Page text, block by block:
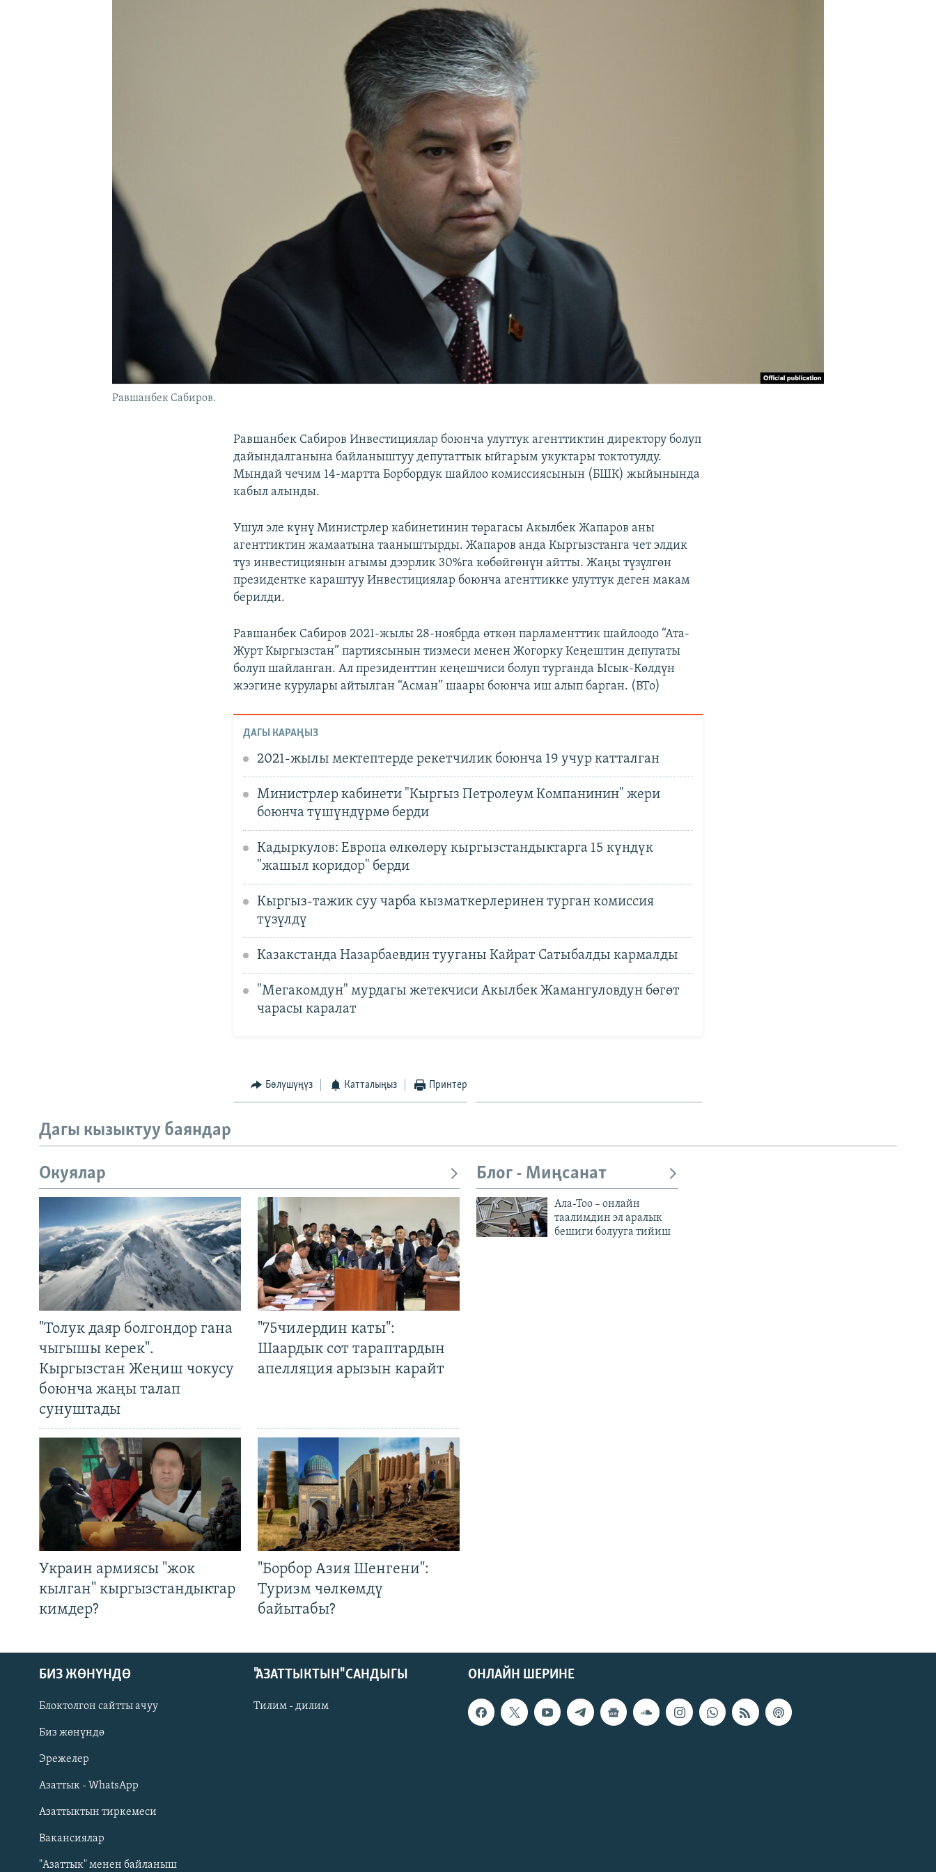
Русский
ОНЛАЙН ШЕРИНЕ
Равшанбек Сабиров.
Равшанбек Сабиров Инвестициялар боюнча улуттук агенттиктин директору болуп
дайындалганына байланыштуу депутаттык ыйгарым укуктары токтотулду.
Мындай чечим 14-мартта Борбордук шайлоо комиссиясынын (БШК) жыйынында
кабыл алынды.
Ушул эле күнү Министрлер кабинетинин төрагасы Акылбек Жапаров аны
агенттиктин жамаатына тааныштырды. Жапаров анда Кыргызстанга чет элдик
түз инвестициянын агымы дээрлик 30%га көбөйгөнүн айтты. Жаңы түзүлгөн
президентке караштуу Инвестициялар боюнча агенттикке улуттук деген макам
берилди.
Равшанбек Сабиров 2021-жылы 28-ноябрда өткөн парламенттик шайлоодо “Ата-
Журт Кыргызстан” партиясынын тизмеси менен Жогорку Кеңештин депутаты
болуп шайланган. Ал президенттин кеңешчиси болуп турганда Ысык-Көлдүн
жээгине курулары айтылган “Асман” шаары боюнча иш алып барган. (BTo)
ДАГЫ КАРАҢЫЗ
2021-жылы мектептерде рекетчилик боюнча 19 учур катталган
Министрлер кабинети "Кыргыз Петролеум Компанинин" жери
боюнча түшүндүрмө берди
Кадыркулов: Европа өлкөлөрү кыргызстандыктарга 15 күндүк
"жашыл коридор" берди
Кыргыз-тажик суу чарба кызматкерлеринен турган комиссия
түзүлдү
Казакстанда Назарбаевдин тууганы Кайрат Сатыбалды кармалды
"Мегакомдун" мурдагы жетекчиси Акылбек Жамангуловдун бөгөт
чарасы каралат
Бөлүшүңүз Катталыңыз Принтер
Дагы кызыктуу баяндар
Окуялар
"Толук даяр болгондор гана
чыгышы керек".
Кыргызстан Жеңиш чокусу
боюнча жаңы талап
сунуштады
"75чилердин каты":
Шаардык сот тараптардын
апелляция арызын карайт
Украин армиясы "жок
кылган" кыргызстандыктар
кимдер?
"Борбор Азия Шенгени":
Туризм чөлкөмдү
байытабы?
Блог - Миңсанат
Ала-Тоо – онлайн
таалимдин эл аралык
бешиги болууга тийиш
ОНЛАЙН ШЕРИНЕ
БИЗ ЖӨНҮНДӨ
Блоктолгон сайтты ачуу
Биз жөнүндө
Эрежелер
Азаттык - WhatsApp
Азаттыктын тиркемеси
Вакансиялар
"Азаттык" менен байланыш
"АЗАТТЫКТЫН" САНДЫГЫ
Тилим - дилим